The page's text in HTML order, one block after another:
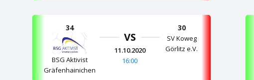
34
BSG Aktivist
Gräfenhainichen
VS
11.10.2020
16:00
30
SV Koweg
Görlitz e.V.